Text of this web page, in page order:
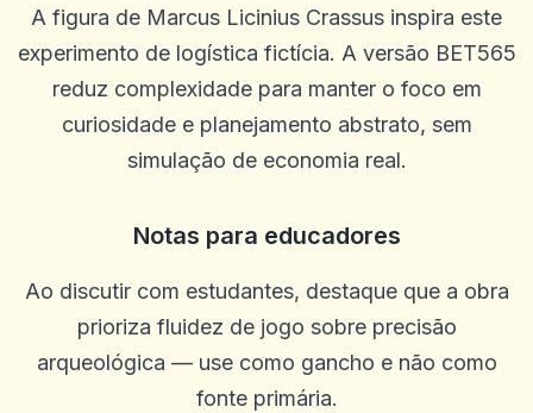
A figura de Marcus Licinius Crassus inspira este
experimento de logística fictícia. A versão BET565
reduz complexidade para manter o foco em
curiosidade e planejamento abstrato, sem
simulação de economia real.
Notas para educadores
Ao discutir com estudantes, destaque que a obra
prioriza fluidez de jogo sobre precisão
arqueológica — use como gancho e não como
fonte primária.
2025-10-22 03:17:18
uma variedade de jogos diferentes
0 0